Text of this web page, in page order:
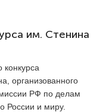
им. Стенина
организованного
РФ по делам
России и миру.